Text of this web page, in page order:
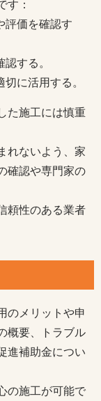
す：
評価を確認す
する。
に活用する。
た施工には慎重
れないよう、家
確認や専門家の
頼性のある業者
のメリットや申
概要、トラブル
進補助金につい
の施工が可能で